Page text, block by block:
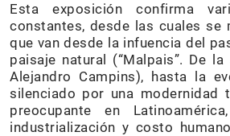
Esta exposición confirma
constantes, desde las cuales se
que van desde la infuencia del
paisaje natural (“Malpais”. De la
Alejandro Campins), hasta la
silenciado por una modernidad
preocupante en
industrialización y costo